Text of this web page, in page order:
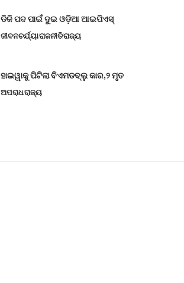
ଡିଜି ପଦ ପାଇଁ ଦୁଇ ଓଡ଼ିଆ ଆଇପିଏସ୍
ଜୀବନଚର୍ଯ୍ୟାରାଜନୀତିରାଜ୍ୟ
ହାଇୱାକୁ ପିଟିଲା ବିଏମଡବ୍ଲୁ କାର,୨ ମୃତ
ଅପରାଧରାଜ୍ୟ